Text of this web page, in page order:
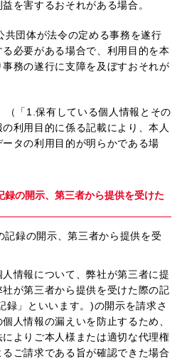
を害するおそれがある場合。
共団体が法令の定める事務を遂行
必要がある場合で、利用目的を本
務の遂行に支障を及ぼすおそれが
（「1.保有している個人情報とその
利用目的に係る記載により、本人
タの利用目的が明らかである場
の開示、第三者から提供を受けた
記録の開示、第三者から提供を受
情報について、弊社が第三者に提
が第三者から提供を受けた際の記
録」といいます。)の開示を請求さ
人情報の漏えいを防止するため、
よりご本人様または適切な代理権
ご請求である旨が確認できた場合